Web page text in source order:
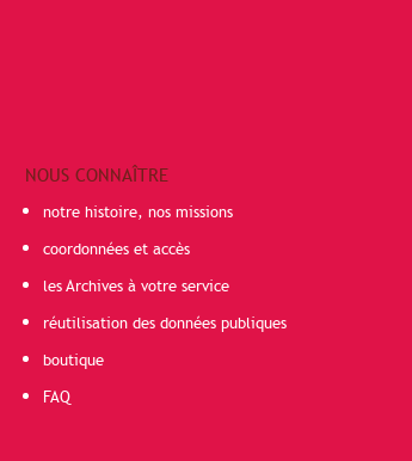
NOUS CONNAÎTRE
notre histoire, nos missions
coordonnées et accès
les Archives à votre service
réutilisation des données publiques
boutique
FAQ